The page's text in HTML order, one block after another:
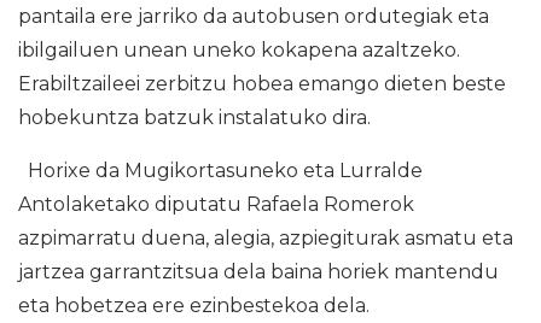
pantaila ere jarriko da autobusen ordutegiak eta
ibilgailuen unean uneko kokapena azaltzeko.
Erabiltzaileei zerbitzu hobea emango dieten beste
hobekuntza batzuk instalatuko dira.
Horixe da Mugikortasuneko eta Lurralde
Antolaketako diputatu Rafaela Romerok
azpimarratu duena, alegia, azpiegiturak asmatu eta
jartzea garrantzitsua dela baina horiek mantendu
eta hobetzea ere ezinbestekoa dela.